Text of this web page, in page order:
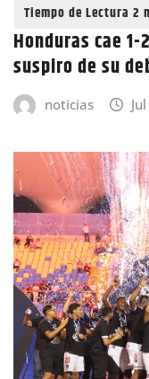
Honduras cae
suspiro de su
noticias